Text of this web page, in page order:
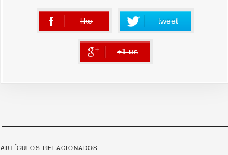
like
error tweet
+1 us
error
ARTÍCULOS RELACIONADOS